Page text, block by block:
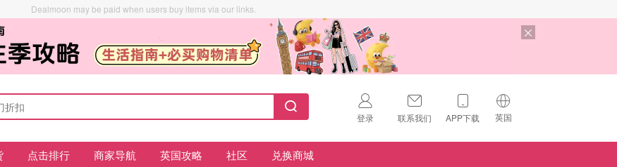
Dealmoon may be paid when users buy items via our links.
登录 联系我们 APP下载 英国
🇺🇸
点击排行 商家导航 英国攻略 社区 兑换商城